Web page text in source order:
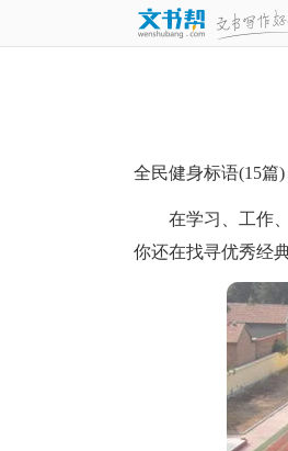
全民健身标语(15篇)
在学习、工作、
你还在找寻优秀经